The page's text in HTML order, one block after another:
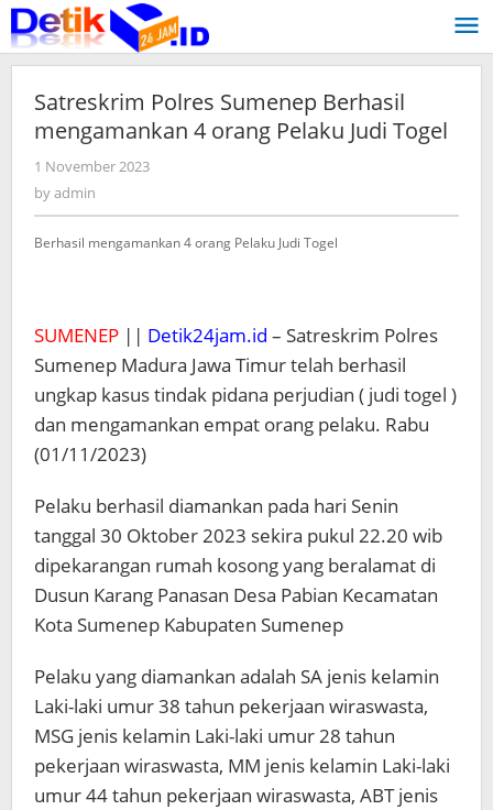
Skip
to
content
Satreskrim Polres Sumenep Berhasil
mengamankan 4 orang Pelaku Judi Togel
1 November 2023
byadmin
Berhasil mengamankan 4 orang Pelaku Judi Togel
SUMENEP || Detik24jam.id – Satreskrim Polres
Sumenep Madura Jawa Timur telah berhasil
ungkap kasus tindak pidana perjudian ( judi togel )
dan mengamankan empat orang pelaku. Rabu
(01/11/2023)
Pelaku berhasil diamankan pada hari Senin
tanggal 30 Oktober 2023 sekira pukul 22.20 wib
dipekarangan rumah kosong yang beralamat di
Dusun Karang Panasan Desa Pabian Kecamatan
Kota Sumenep Kabupaten Sumenep
Pelaku yang diamankan adalah SA jenis kelamin
Laki-laki umur 38 tahun pekerjaan wiraswasta,
MSG jenis kelamin Laki-laki umur 28 tahun
pekerjaan wiraswasta, MM jenis kelamin Laki-laki
umur 44 tahun pekerjaan wiraswasta, ABT jenis